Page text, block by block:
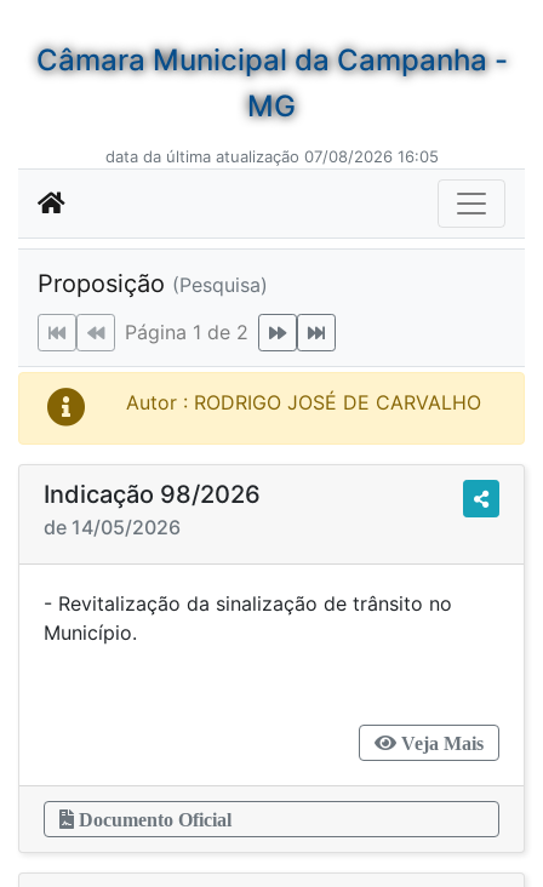
Câmara Municipal da Campanha -
MG
data da última atualização 07/08/2026 16:05
Proposição (Pesquisa)
Página 1 de 2
Autor : RODRIGO JOSÉ DE CARVALHO
Indicação 98/2026
de 14/05/2026
- Revitalização da sinalização de trânsito no
Município.
Veja Mais
Documento Oficial